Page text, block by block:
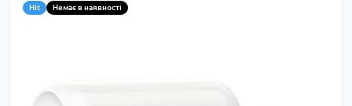
Hit Немає в наявності